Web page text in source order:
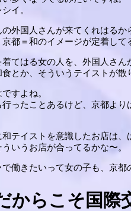
イ。
外国人さんが来てくれはる
都＝和のイメージが定着して
てはる女の人を、外国人さん
とか、そういうテイストが
すよね。
ったことあるけど、京都よ
テイストを意識したお店は、
いうお店が合ってるかな〜。
働きたいって女の子も、京
からこそ国際